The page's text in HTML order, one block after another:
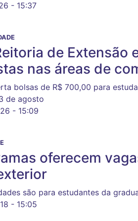
- 15:37
de Extensão
nas áreas de
bolsas de R$ 700,00 para
de agosto
- 15:09
oferecem
são para estudantes da
- 15:05